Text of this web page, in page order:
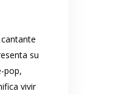
su
pop,
vivir